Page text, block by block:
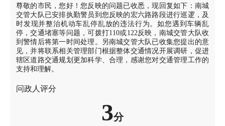
尊敬的市民，您好！您反映的问题已收悉，现回复如下：南城
交管大队已安排执勤警员到您反映的宏六路路段进行巡逻，及
时发现并整治机动车乱停乱放的违法行为。如您遇到车辆乱
停，交通堵塞等问题，可拨打110或122反映，南城交管大队收
到警情后将第一时间处理。另南城交管大队已收集您提出的意
见，并将联系相关管理部门根据整体交通情况开展调研，促进
辖区道路交通规划更加科学、合理，感谢您对交通管理工作的
支持和理解。
问政人评分
3分